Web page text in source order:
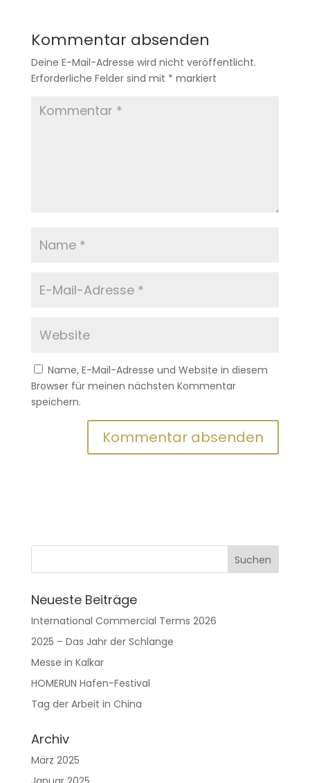
Kommentar absenden
Deine E-Mail-Adresse wird nicht veröffentlicht.
Erforderliche Felder sind mit * markiert
Name, E-Mail-Adresse und Website in diesem
Browser für meinen nächsten Kommentar
speichern.
Neueste Beiträge
International Commercial Terms 2026
2025 – Das Jahr der Schlange
Messe in Kalkar
HOMERUN Hafen-Festival
Tag der Arbeit in China
Archiv
März 2025